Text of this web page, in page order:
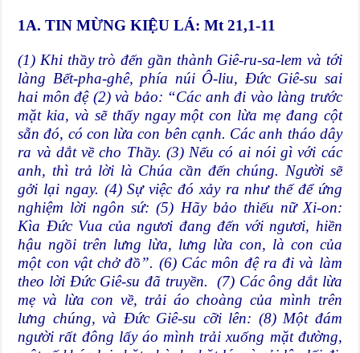
1A. TIN MỪNG KIỆU LÁ: Mt 21,1-11
(1) Khi thầy trò đến gần thành Giê-ru-sa-lem và tới
làng Bết-pha-ghê, phía núi Ô-liu, Đức Giê-su sai
hai môn đệ (2) và bảo: “Các anh đi vào làng trước
mặt kia, và sẽ thấy ngay một con lừa mẹ đang cột
sẵn đó, có con lừa con bên cạnh. Các anh tháo dây
ra và dắt về cho Thầy. (3) Nếu có ai nói gì với các
anh, thì trả lời là Chúa cần đến chúng. Người sẽ
gởi lại ngay. (4) Sự việc đó xảy ra như thế để ứng
nghiệm lời ngôn sứ: (5) Hãy bảo thiếu nữ Xi-on:
Kìa Đức Vua của ngươi đang đến với ngươi, hiền
hậu ngồi trên lưng lừa, lưng lừa con, là con của
một con vật chở đồ”. (6) Các môn đệ ra đi và làm
theo lời Đức Giê-su đã truyền. (7) Các ông dắt lừa
mẹ và lừa con về, trải áo choàng của mình trên
lưng chúng, và Đức Giê-su cỡi lên: (8) Một đám
người rất đông lấy áo mình trải xuống mặt đường,